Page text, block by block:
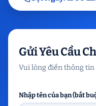
Gửi Yêu Cầu
Vui lòng điền thông tin
Nhập tên của bạn (bắt